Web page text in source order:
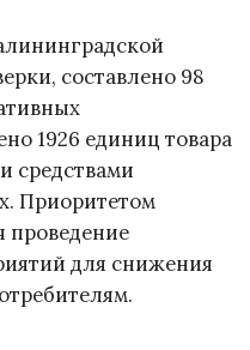
составлено 98
1926 единиц товара
средствами
Приоритетом
проведение
для снижения